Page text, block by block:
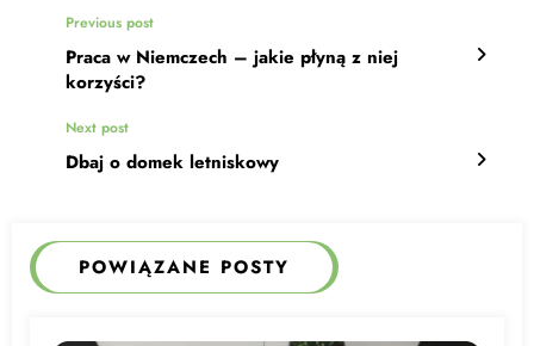
Previous post
Praca w Niemczech – jakie płyną z niej
korzyści?
Next post
Dbaj o domek letniskowy
POWIĄZANE POSTY